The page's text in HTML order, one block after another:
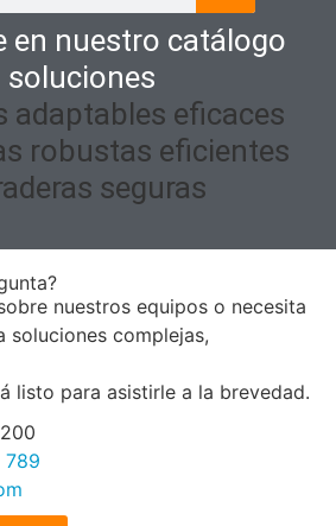
en nuestro catálogo
soluciones
adaptables eficaces
robustas eficientes
seguras
nuestros equipos o necesita
soluciones complejas,
listo para asistirle a la brevedad.
789